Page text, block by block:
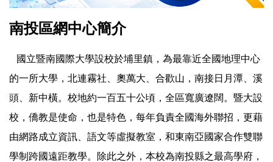
南投區網中心簡介
國立暨南國際大學設校於埔里鎮，為最靠近全國地理中心
的一所大學，北連霧社、奧萬大、合歡山，南接日月潭、溪
頭、新中橫。校地約一百五十公頃，全區寬廣遼闊。暨大設
校，僑教是使命，也是特色，每年負責全國海外聯招，更藉
由網路成立資訊、語文等虛擬教室，和東南亞國家合作雙聯
學制跨國遠距教學。除此之外，本校為南投縣之最高學府，